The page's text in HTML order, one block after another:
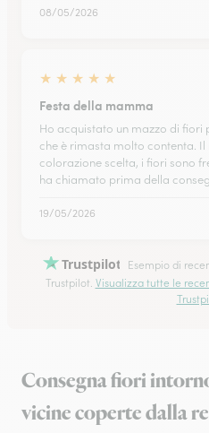
08/05/2026
★ ★ ★ ★ ★
Festa della mamma
Ho acquistato un mazzo di
che è rimasta molto contenta.
colorazione scelta, i fiori sono
ha chiamato prima della
19/05/2026
Trustpilot
Esempio di
Trustpilot. Visualizza tutte le
Consegna fiori
vicine coperte dalla